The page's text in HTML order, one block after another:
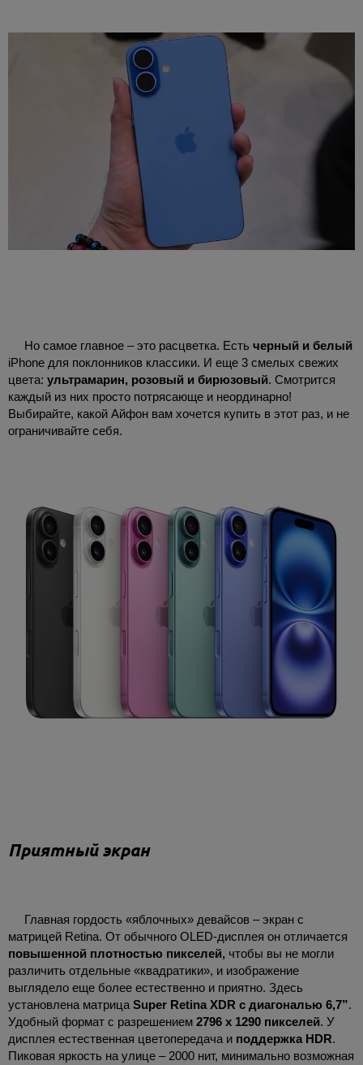
Но самое главное – это расцветка. Есть черный и белый
iPhone для поклонников классики. И еще 3 смелых свежих
цвета: ультрамарин, розовый и бирюзовый. Смотрится
каждый из них просто потрясающе и неординарно!
Выбирайте, какой Айфон вам хочется купить в этот раз, и не
ограничивайте себя.
Приятный экран
Главная гордость «яблочных» девайсов – экран с
матрицей Retina. От обычного OLED-дисплея он отличается
повышенной плотностью пикселей, чтобы вы не могли
различить отдельные «квадратики», и изображение
выглядело еще более естественно и приятно. Здесь
установлена матрица Super Retina XDR с диагональю 6,7”.
Удобный формат с разрешением 2796 х 1290 пикселей. У
дисплея естественная цветопередача и поддержка HDR.
Пиковая яркость на улице – 2000 нит, минимально возможная